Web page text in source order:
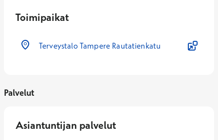
Toimipaikat
Terveystalo Tampere Rautatienkatu
Palvelut
Asiantuntijan palvelut